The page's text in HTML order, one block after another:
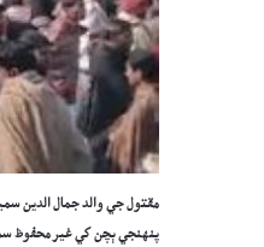
مقتول جي والد جمال الدين
پنهنجي ٻچن کي غير محفوظ